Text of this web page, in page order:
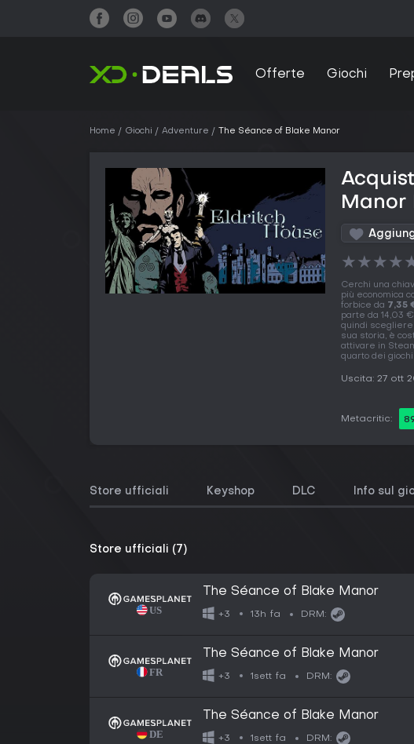
Offerte Giochi
Home Giochi Adventure The Séance of Blake Manor
Manor
★★★★
Cerchi una
più economica
forbice da 7,35
parte da 14,03
quindi scegliere
sua storia, è
attivare in
quarto dei
Uscita: 27 ott
Metacritic:
Store ufficiali Keyshop DLC Info sul
Store ufficiali (7)
The Séance of Blake Manor
+3 13h fa DRM:
The Séance of Blake Manor
+3 1sett fa DRM:
The Séance of Blake Manor
+3 1sett fa DRM: